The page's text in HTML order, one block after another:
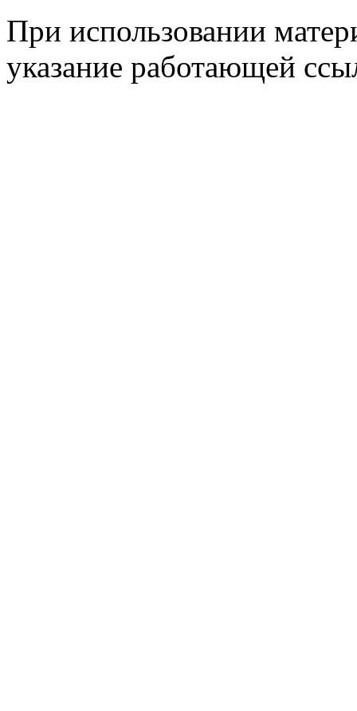
При использовании
указание работающей